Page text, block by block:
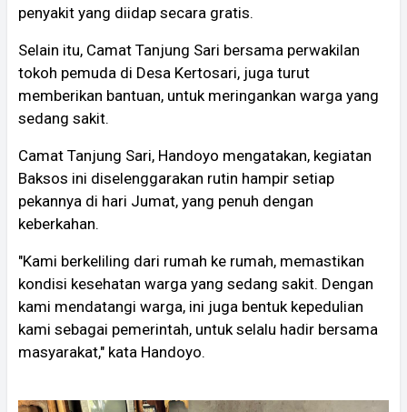
penyakit yang diidap secara gratis.
Selain itu, Camat Tanjung Sari bersama perwakilan
tokoh pemuda di Desa Kertosari, juga turut
memberikan bantuan, untuk meringankan warga yang
sedang sakit.
Camat Tanjung Sari, Handoyo mengatakan, kegiatan
Baksos ini diselenggarakan rutin hampir setiap
pekannya di hari Jumat, yang penuh dengan
keberkahan.
"Kami berkeliling dari rumah ke rumah, memastikan
kondisi kesehatan warga yang sedang sakit. Dengan
kami mendatangi warga, ini juga bentuk kepedulian
kami sebagai pemerintah, untuk selalu hadir bersama
masyarakat," kata Handoyo.